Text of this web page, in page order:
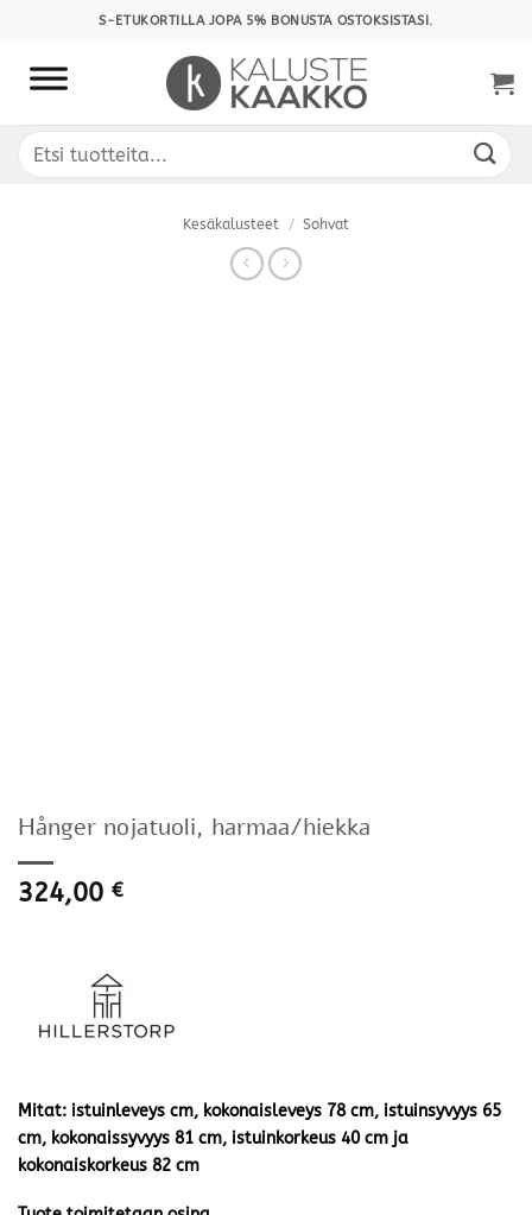
content
S-ETUKORTILLA JOPA 5% BONUSTA OSTOKSISTASI.
Etsi:
Kesäkalusteet / Sohvat
Hånger nojatuoli, harmaa/hiekka
324,00 €
Mitat: istuinleveys cm, kokonaisleveys 78 cm, istuinsyvyys 65
cm, kokonaissyvyys 81 cm, istuinkorkeus 40 cm ja
kokonaiskorkeus 82 cm